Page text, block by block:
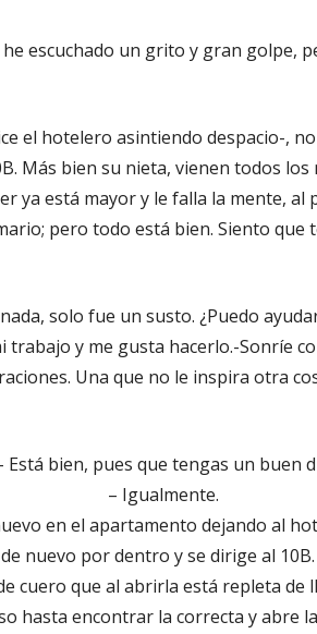
he escuchado un grito y gran golpe,
el hotelero asintiendo despacio-,
Más bien su nieta, vienen todos
ya está mayor y le falla la mente, al
pero todo está bien. Siento que
solo fue un susto. ¿Puedo
trabajo y me gusta hacerlo.-Sonríe
Una que no le inspira otra
Está bien, pues que tengas un buen
– Igualmente.
en el apartamento dejando al
nuevo por dentro y se dirige al
cuero que al abrirla está repleta de
hasta encontrar la correcta y abre